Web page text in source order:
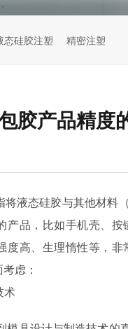
态硅胶注塑 精密注塑
胶产品精度
液态硅胶与其他材料
产品，比如手机壳、
度高、生理惰性等，
虑：
术